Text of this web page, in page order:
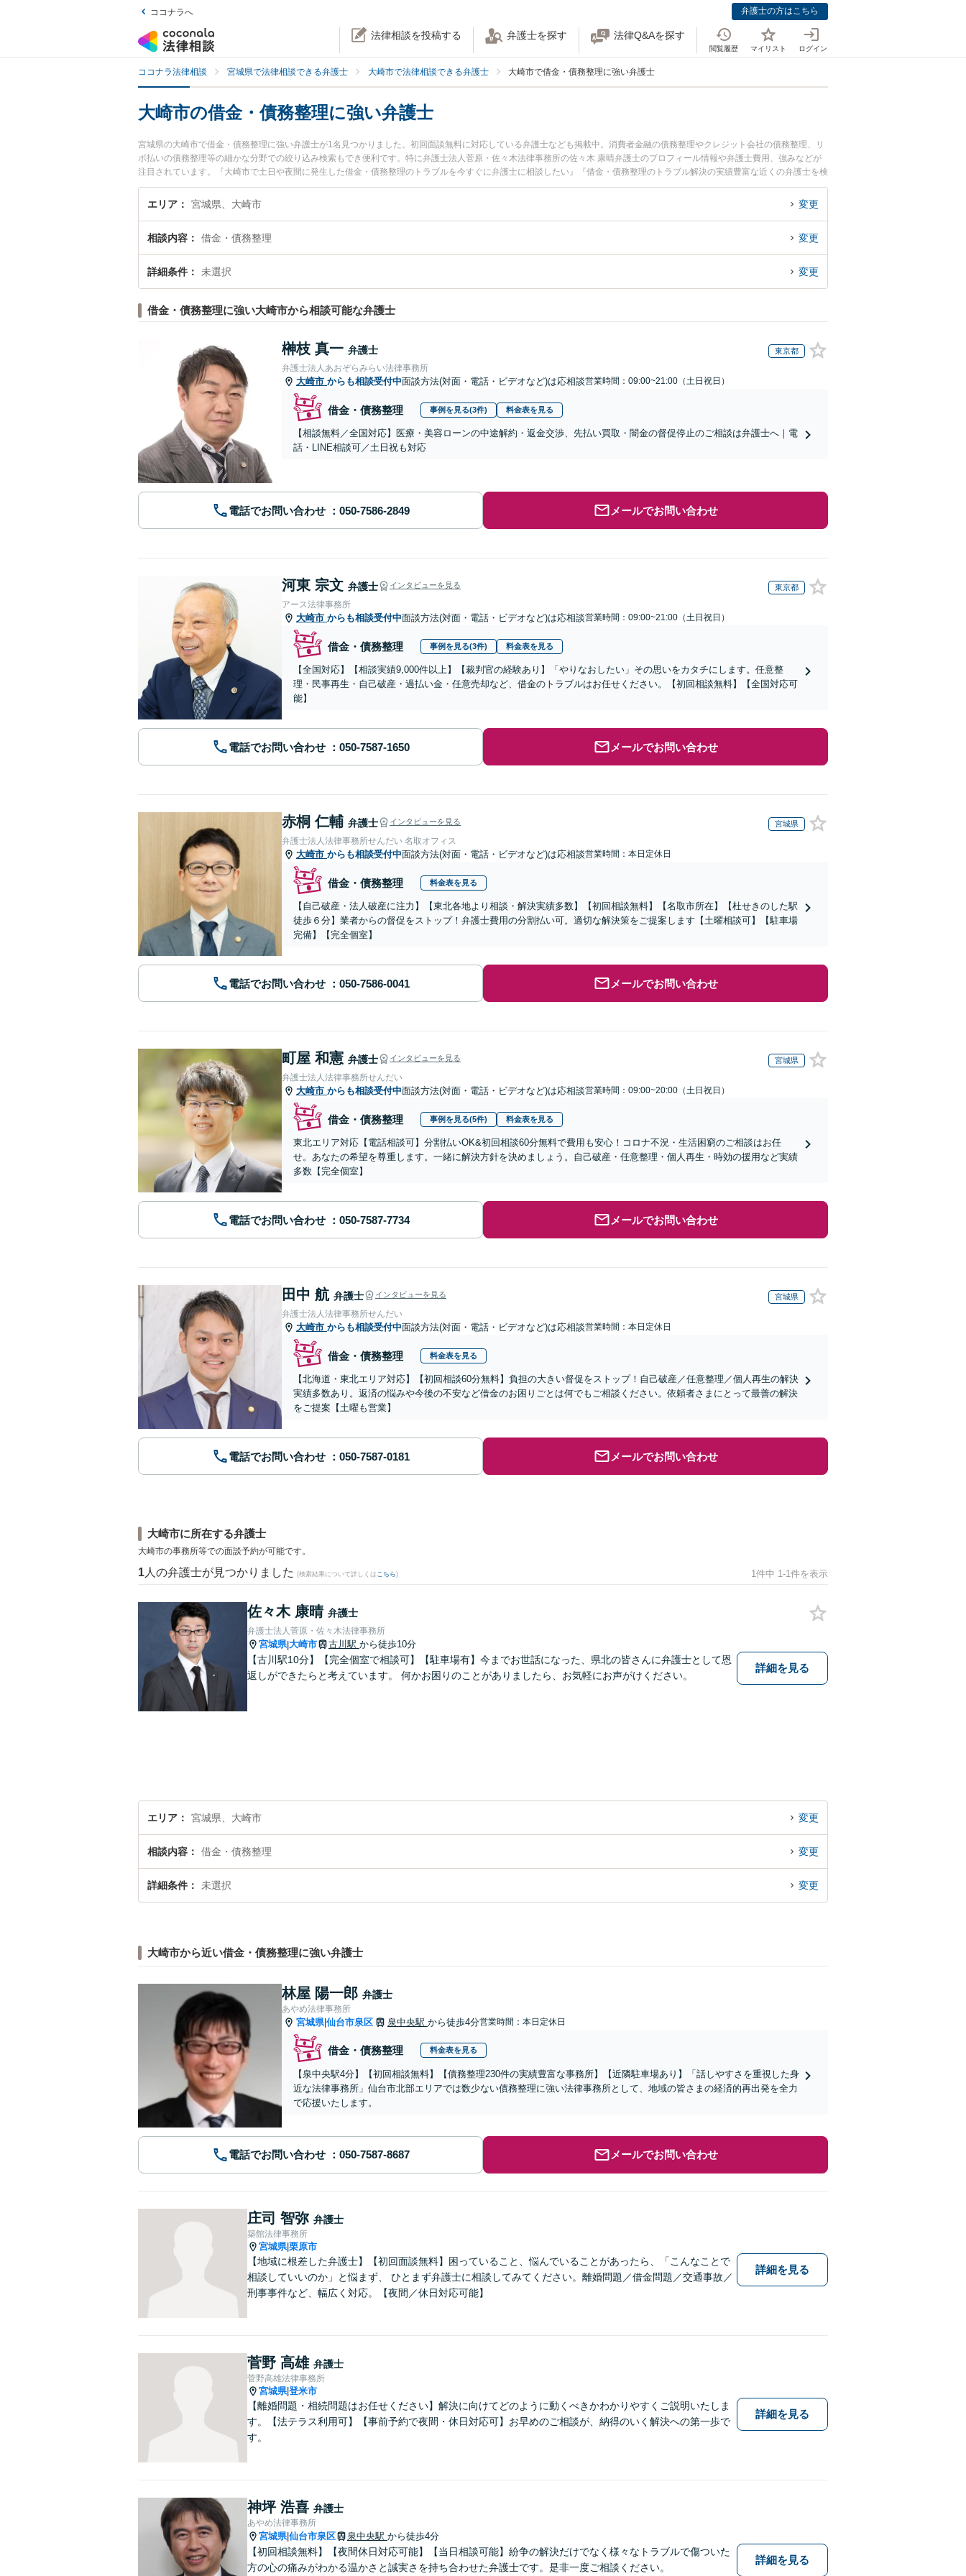
ココナラへ 弁護士の方はこちら
法律相談を投稿する 弁護士を探す 法律Q&Aを探す
閲覧履歴 マイリスト ログイン
ココナラ法律相談 宮城県で法律相談できる弁護士 大崎市で法律相談できる弁護士 大崎市で借金・債務整理に強い弁護士
大崎市の借金・債務整理に強い弁護士
宮城県の大崎市で借金・債務整理に強い弁護士が1名見つかりました。初回面談無料に対応している弁護士なども掲載中。消費者金融の債務整理やクレジット会社の債務整理、リ
ボ払いの債務整理等の細かな分野での絞り込み検索もでき便利です。特に弁護士法人菅原・佐々木法律事務所の佐々木 康晴弁護士のプロフィール情報や弁護士費用、強みなどが
注目されています。『大崎市で土日や夜間に発生した借金・債務整理のトラブルを今すぐに弁護士に相談したい』『借金・債務整理のトラブル解決の実績豊富な近くの弁護士を検
索したい』『初回相談無料で借金・債務整理を法律相談できる大崎市内の弁護士に相談予約したい』などでお困りの相談者さんにおすすめです。
エリア 宮城県、大崎市 変更
相談内容 借金・債務整理 変更
詳細条件 未選択 変更
借金・債務整理に強い大崎市から相談可能な弁護士
榊枝 真一 弁護士 東京都
弁護士法人あおぞらみらい法律事務所
大崎市 からも相談受付中面談方法(対面・電話・ビデオなど)は応相談営業時間：09:00~21:00（土日祝日）
借金・債務整理 事例を見る(3件) 料金表を見る
【相談無料／全国対応】医療・美容ローンの中途解約・返金交渉、先払い買取・闇金の督促停止のご相談は弁護士へ｜電
話・LINE相談可／土日祝も対応
電話でお問い合わせ メールでお問い合わせ
河東 宗文 弁護士 インタビューを見る 東京都
アース法律事務所
大崎市 からも相談受付中面談方法(対面・電話・ビデオなど)は応相談営業時間：09:00~21:00（土日祝日）
借金・債務整理 事例を見る(3件) 料金表を見る
【全国対応】【相談実績9,000件以上】【裁判官の経験あり】「やりなおしたい」その思いをカタチにします。任意整
理・民事再生・自己破産・過払い金・任意売却など、借金のトラブルはお任せください。【初回相談無料】【全国対応可
能】
電話でお問い合わせ メールでお問い合わせ
赤桐 仁輔 弁護士 インタビューを見る 宮城県
弁護士法人法律事務所せんだい 名取オフィス
大崎市 からも相談受付中面談方法(対面・電話・ビデオなど)は応相談営業時間：本日定休日
借金・債務整理 料金表を見る
【自己破産・法人破産に注力】【東北各地より相談・解決実績多数】【初回相談無料】【名取市所在】【杜せきのした駅
徒歩６分】業者からの督促をストップ！弁護士費用の分割払い可。適切な解決策をご提案します【土曜相談可】【駐車場
完備】【完全個室】
電話でお問い合わせ メールでお問い合わせ
町屋 和憲 弁護士 インタビューを見る 宮城県
弁護士法人法律事務所せんだい
大崎市 からも相談受付中面談方法(対面・電話・ビデオなど)は応相談営業時間：09:00~20:00（土日祝日）
借金・債務整理 事例を見る(5件) 料金表を見る
東北エリア対応【電話相談可】分割払いOK&初回相談60分無料で費用も安心！コロナ不況・生活困窮のご相談はお任
せ。あなたの希望を尊重します。一緒に解決方針を決めましょう。自己破産・任意整理・個人再生・時効の援用など実績
多数【完全個室】
電話でお問い合わせ メールでお問い合わせ
田中 航 弁護士 インタビューを見る 宮城県
弁護士法人法律事務所せんだい
大崎市 からも相談受付中面談方法(対面・電話・ビデオなど)は応相談営業時間：本日定休日
借金・債務整理 料金表を見る
【北海道・東北エリア対応】【初回相談60分無料】負担の大きい督促をストップ！自己破産／任意整理／個人再生の解決
実績多数あり。返済の悩みや今後の不安など借金のお困りごとは何でもご相談ください。依頼者さまにとって最善の解決
をご提案【土曜も営業】
電話でお問い合わせ メールでお問い合わせ
大崎市に所在する弁護士
大崎市の事務所等での面談予約が可能です。
1 人の弁護士が見つかりました (検索結果について詳しくは こちら) 1件中 1-1件を表示
佐々木 康晴 弁護士
弁護士法人菅原・佐々木法律事務所
宮城県|大崎市 古川駅 から徒歩10分
【古川駅10分】【完全個室で相談可】【駐車場有】今までお世話になった、県北の皆さんに弁護士として恩
返しができたらと考えています。 何かお困りのことがありましたら、お気軽にお声がけください。
詳細を見る
エリア 宮城県、大崎市 変更
相談内容 借金・債務整理 変更
詳細条件 未選択 変更
大崎市から近い借金・債務整理に強い弁護士
林屋 陽一郎 弁護士
あやめ法律事務所
宮城県|仙台市泉区 泉中央駅 から徒歩4分営業時間：本日定休日
借金・債務整理 料金表を見る
【泉中央駅4分】【初回相談無料】【債務整理230件の実績豊富な事務所】【近隣駐車場あり】「話しやすさを重視した身
近な法律事務所」仙台市北部エリアでは数少ない債務整理に強い法律事務所として、地域の皆さまの経済的再出発を全力
で応援いたします。
電話でお問い合わせ メールでお問い合わせ
庄司 智弥 弁護士
築館法律事務所
宮城県|栗原市
【地域に根差した弁護士】【初回面談無料】困っていること、悩んでいることがあったら、「こんなことで
相談していいのか」と悩まず、 ひとまず弁護士に相談してみてください。離婚問題／借金問題／交通事故／
刑事事件など、幅広く対応。【夜間／休日対応可能】
詳細を見る
菅野 高雄 弁護士
菅野高雄法律事務所
宮城県|登米市
【離婚問題・相続問題はお任せください】解決に向けてどのように動くべきかわかりやすくご説明いたしま
す。【法テラス利用可】【事前予約で夜間・休日対応可】お早めのご相談が、納得のいく解決への第一歩で
す。
詳細を見る
神坪 浩喜 弁護士
あやめ法律事務所
宮城県|仙台市泉区 泉中央駅 から徒歩4分
【初回相談無料】【夜間休日対応可能】【当日相談可能】紛争の解決だけでなく様々なトラブルで傷ついた
方の心の痛みがわかる温かさと誠実さを持ち合わせた弁護士です。是非一度ご相談ください。
詳細を見る